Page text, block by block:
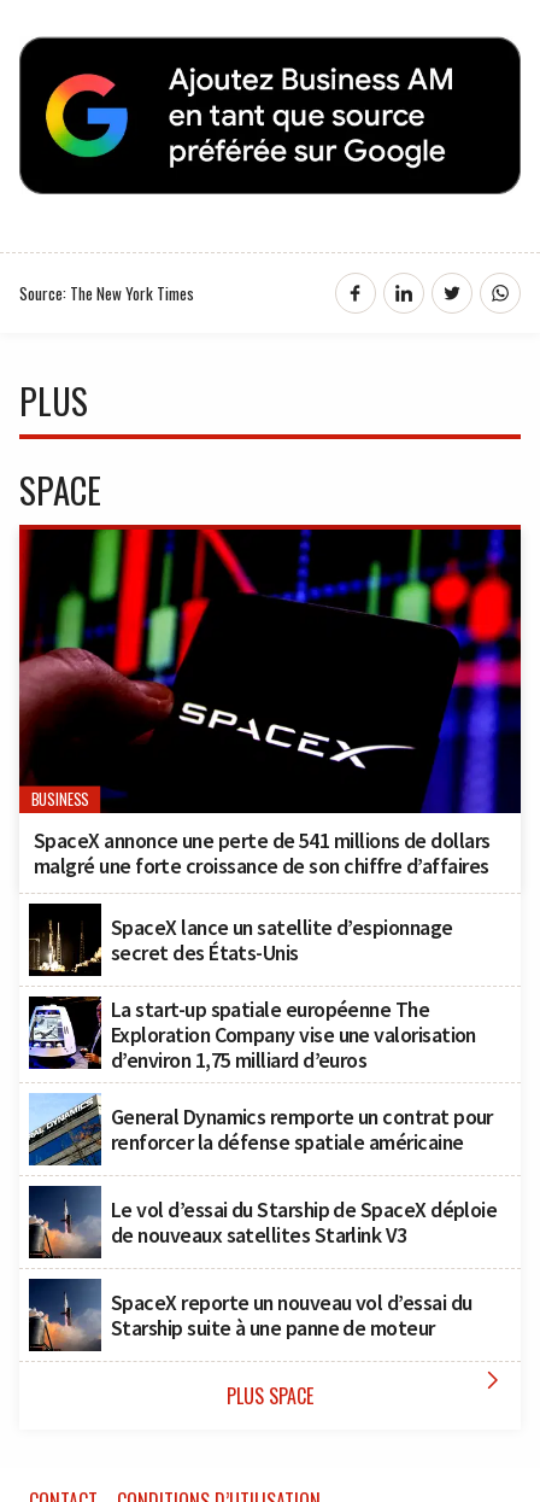
Source: The New York Times
PLUS
SPACE
BUSINESS
SpaceX annonce une perte de 541 millions de dollars
malgré une forte croissance de son chiffre d’affaires
SpaceX lance un satellite d’espionnage
secret des États-Unis
La start-up spatiale européenne The
Exploration Company vise une valorisation
d’environ 1,75 milliard d’euros
General Dynamics remporte un contrat pour
renforcer la défense spatiale américaine
Le vol d’essai du Starship de SpaceX déploie
de nouveaux satellites Starlink V3
SpaceX reporte un nouveau vol d’essai du
Starship suite à une panne de moteur
PLUS SPACE 